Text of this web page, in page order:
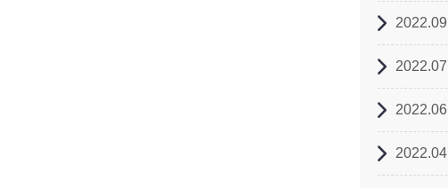
2022.09
2022.07
2022.06
2022.04